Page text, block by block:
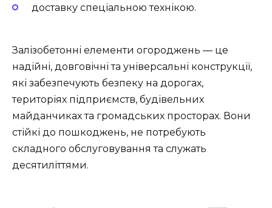
доставку спеціальною технікою.
Залізобетонні елементи огороджень — це
надійні, довговічні та універсальні конструкції,
які забезпечують безпеку на дорогах,
територіях підприємств, будівельних
майданчиках та громадських просторах. Вони
стійкі до пошкоджень, не потребують
складного обслуговування та служать
десятиліттями.